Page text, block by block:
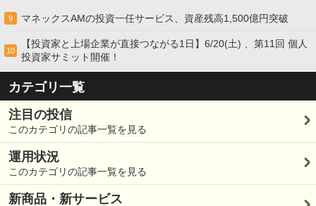
9 マネックスAMの投資一任サービス、資産残高1,500億円突破
10
【投資家と上場企業が直接つながる1日】6/20(土) 、第11回 個人
投資家サミット開催！
カテゴリ一覧
注目の投信
このカテゴリの記事一覧を見る
運用状況
このカテゴリの記事一覧を見る
新商品・新サービス